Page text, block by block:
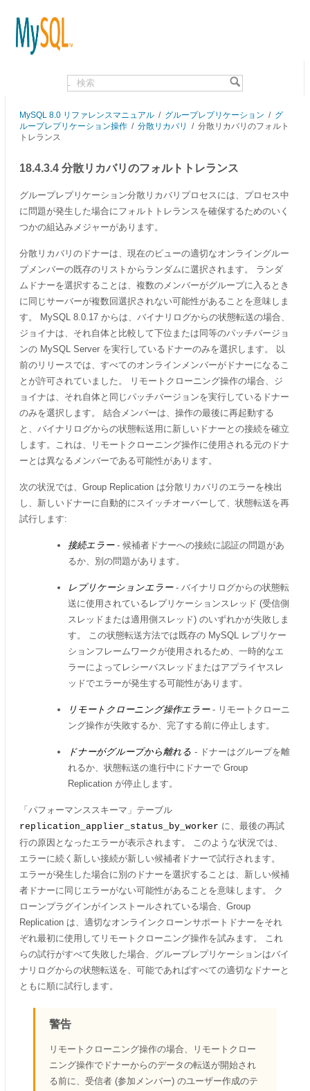
MySQL 8.0 リファレンスマニュアル / グループレプリケーション / グ
ループレプリケーション操作 / 分散リカバリ / 分散リカバリのフォルト
トレランス
18.4.3.4 分散リカバリのフォルトトレランス
グループレプリケーション分散リカバリプロセスには、プロセス中
に問題が発生した場合にフォルトトレランスを確保するためのいく
つかの組込みメジャーがあります。
分散リカバリのドナーは、現在のビューの適切なオンライングルー
プメンバーの既存のリストからランダムに選択されます。 ランダ
ムドナーを選択することは、複数のメンバーがグループに入るとき
に同じサーバーが複数回選択されない可能性があることを意味しま
す。 MySQL 8.0.17 からは、バイナリログからの状態転送の場合、
ジョイナは、それ自体と比較して下位または同等のパッチバージョ
ンの MySQL Server を実行しているドナーのみを選択します。 以
前のリリースでは、すべてのオンラインメンバーがドナーになるこ
とが許可されていました。 リモートクローニング操作の場合、ジ
ョイナは、それ自体と同じパッチバージョンを実行しているドナー
のみを選択します。 結合メンバーは、操作の最後に再起動する
と、バイナリログからの状態転送用に新しいドナーとの接続を確立
します。これは、リモートクローニング操作に使用される元のドナ
ーとは異なるメンバーである可能性があります。
次の状況では、Group Replication は分散リカバリのエラーを検出
し、新しいドナーに自動的にスイッチオーバーして、状態転送を再
試行します:
接続エラー- 候補者ドナーへの接続に認証の問題があ
るか、別の問題があります。
レプリケーションエラー- バイナリログからの状態転
送に使用されているレプリケーションスレッド (受信側
スレッドまたは適用側スレッド) のいずれかが失敗しま
す。 この状態転送方法では既存の MySQL レプリケー
ションフレームワークが使用されるため、一時的なエ
ラーによってレシーバスレッドまたはアプライヤスレ
ッドでエラーが発生する可能性があります。
リモートクローニング操作エラー- リモートクローニ
ング操作が失敗するか、完了する前に停止します。
ドナーがグループから離れる - ドナーはグループを離
れるか、状態転送の進行中にドナーで Group
Replication が停止します。
「パフォーマンススキーマ」テーブル
replication_applier_status_by_worker に、最後の再試
行の原因となったエラーが表示されます。 このような状況では、
エラーに続く新しい接続が新しい候補者ドナーで試行されます。
エラーが発生した場合に別のドナーを選択することは、新しい候補
者ドナーに同じエラーがない可能性があることを意味します。 ク
ローンプラグインがインストールされている場合、Group
Replication は、適切なオンラインクローンサポートドナーをそれ
ぞれ最初に使用してリモートクローニング操作を試みます。 これ
らの試行がすべて失敗した場合、グループレプリケーションはバイ
ナリログからの状態転送を、可能であればすべての適切なドナーと
ともに順に試行します。
警告
リモートクローニング操作の場合、リモートクロー
ニング操作でドナーからのデータの転送が開始され
る前に、受信者 (参加メンバー) のユーザー作成のテ